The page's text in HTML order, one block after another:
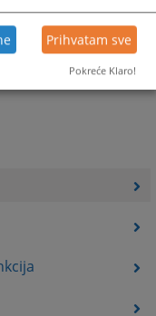
Prihvatam sve
Pokreće Klaro!